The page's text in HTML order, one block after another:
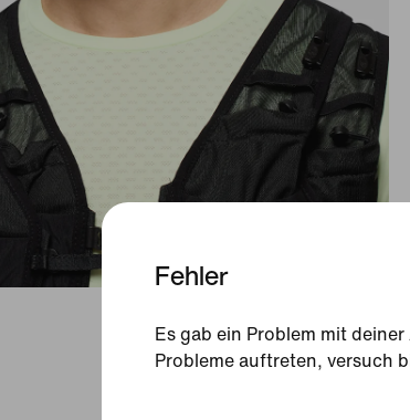
Fehler
Es gab ein Problem mit
Probleme auftreten, versuch